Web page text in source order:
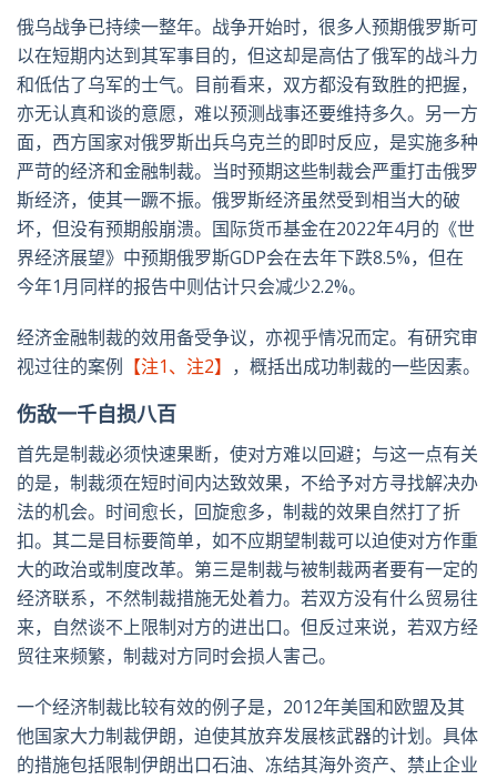
特
书
英
俄乌战争已持续一整年。战争开始时，很多人预期俄罗斯可
以在短期内达到其军事目的，但这却是高估了俄军的战斗力
和低估了乌军的士气。目前看来，双方都没有致胜的把握，
亦无认真和谈的意愿，难以预测战事还要维持多久。另一方
面，西方国家对俄罗斯出兵乌克兰的即时反应，是实施多种
严苛的经济和金融制裁。当时预期这些制裁会严重打击俄罗
斯经济，使其一蹶不振。俄罗斯经济虽然受到相当大的破
坏，但没有预期般崩溃。国际货币基金在2022年4月的《世
界经济展望》中预期俄罗斯GDP会在去年下跌8.5%，但在
今年1月同样的报告中则估计只会减少2.2%。
经济金融制裁的效用备受争议，亦视乎情况而定。有研究审
视过往的案例 【注1、注2】 ，概括出成功制裁的一些因素。
伤敌一千自损八百
首先是制裁必须快速果断，使对方难以回避；与这一点有关
的是，制裁须在短时间内达致效果，不给予对方寻找解决办
法的机会。时间愈长，回旋愈多，制裁的效果自然打了折
扣。其二是目标要简单，如不应期望制裁可以迫使对方作重
大的政治或制度改革。第三是制裁与被制裁两者要有一定的
经济联系，不然制裁措施无处着力。若双方没有什么贸易往
来，自然谈不上限制对方的进出口。但反过来说，若双方经
贸往来频繁，制裁对方同时会损人害己。
一个经济制裁比较有效的例子是，2012年美国和欧盟及其
他国家大力制裁伊朗，迫使其放弃发展核武器的计划。具体
的措施包括限制伊朗出口石油、冻结其海外资产、禁止企业